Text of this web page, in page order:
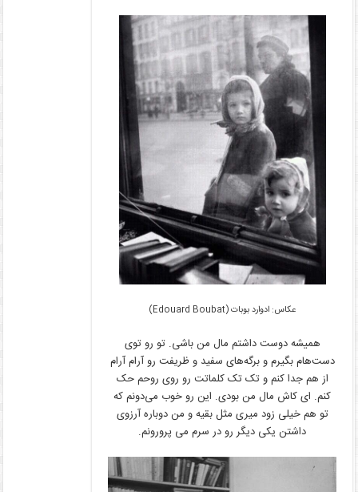
عکاس:ادوارد بوبات (Edouard Boubat)
همیشه دوست داشتم مال من باشی. تو رو توی
دست‌هام بگیرم و برگه‌های سفید و ظریفت رو آرام آرام
از هم جدا کنم و تک تک کلماتت رو روی روحم حک
کنم. ای کاش مال من بودی. این رو خوب می‌دونم که
تو هم خیلی زود میری مثل بقیه و من دوباره آرزوی
داشتن یکی دیگر رو در سرم می پرورونم.